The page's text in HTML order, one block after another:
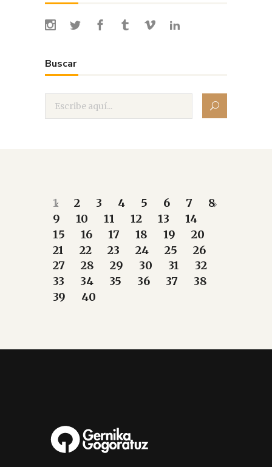
Buscar
1 2 3 4 5 6 7
8
9
10 11 12 13
14
15
16 17 18 19
20
21
22 23 24 25
26
27
28 29 30 31
32
33
34 35 36 37
38
39
40